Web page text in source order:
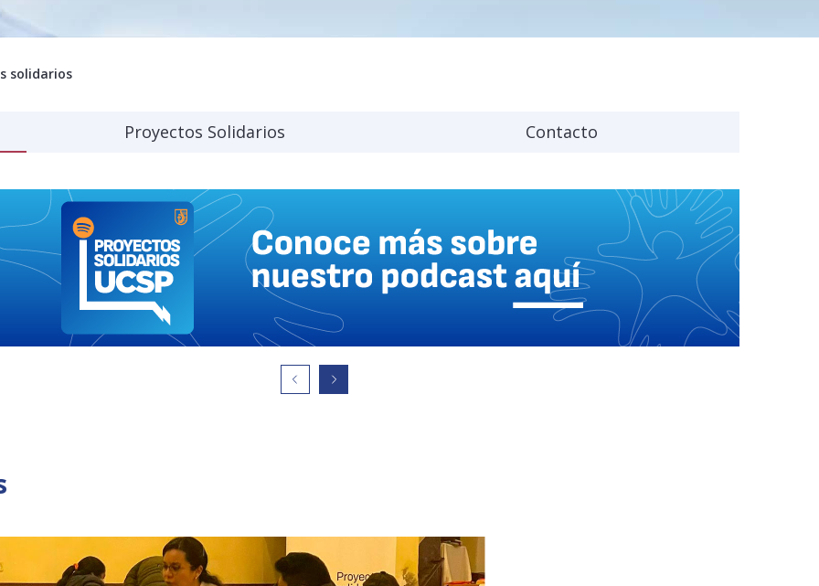
solidarios
Proyectos Solidarios Contacto